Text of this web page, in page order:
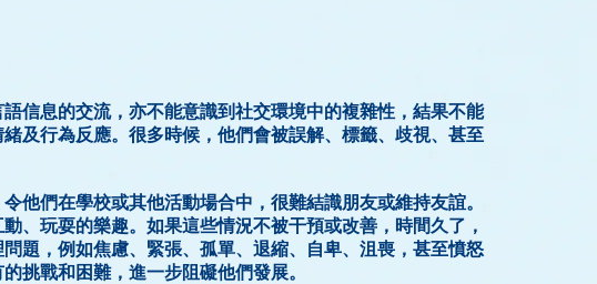
信息的交流，亦不能意識到社交環境中的複雜性，結果不能
及行為反應。很多時候，他們會被誤解、標籤、歧視、甚至
他們在學校或其他活動場合中，很難結識朋友或維持友誼。
、玩耍的樂趣。如果這些情況不被干預或改善，時間久了，
題，例如焦慮、緊張、孤單、退縮、自卑、沮喪，甚至憤怒
挑戰和困難，進一步阻礙他們發展。